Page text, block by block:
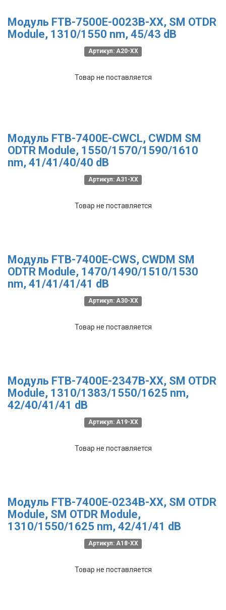
Модуль FTB-7500E-0023B-XX, SM OTDR
Module, 1310/1550 nm, 45/43 dB
Артикул: A20-XX
Товар не поставляется
Модуль FTB-7400E-CWCL, CWDM SM
ODTR Module, 1550/1570/1590/1610
nm, 41/41/40/40 dB
Артикул: A31-XX
Товар не поставляется
Модуль FTB-7400E-CWS, CWDM SM
ODTR Module, 1470/1490/1510/1530
nm, 41/41/41/41 dB
Артикул: A30-XX
Товар не поставляется
Модуль FTB-7400E-2347B-XX, SM OTDR
Module, 1310/1383/1550/1625 nm,
42/40/41/41 dB
Артикул: A19-XX
Товар не поставляется
Модуль FTB-7400E-0234B-XX, SM OTDR
Module, SM OTDR Module,
1310/1550/1625 nm, 42/41/41 dB
Артикул: A18-XX
Товар не поставляется